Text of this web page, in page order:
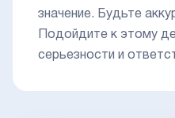
значение. Будьте
Подойдите к этому
серьезности и